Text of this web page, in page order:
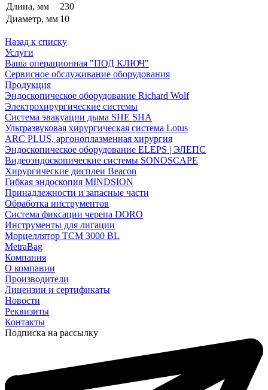
Длина, мм
230
Диаметр, мм 10
Назад к списку
Услуги
Ваша операционная "ПОД КЛЮЧ"
Сервисное обслуживание оборудования
Продукция
Эндоскопическое оборудование Richard Wolf
Электрохирургические системы
Система эвакуации дыма SHE SHA
Ультразвуковая хирургическая система Lotus
ARC PLUS, аргоноплазменная хирургия
Эндоскопическое оборудование ELEPS | ЭЛЕПС
Видеоэндоскопические системы SONOSCAPE
Хирургические дисплеи Beacon
Гибкая эндоскопия MINDSION
Принадлежности и запасные части
Обработка инструментов
Система фиксации черепа DORO
Инструменты для лигации
Морцеллятор ТСМ 3000 BL
MetraBag
Компания
О компании
Производители
Лицензии и сертификаты
Новости
Реквизиты
Контакты
Подписка на рассылку